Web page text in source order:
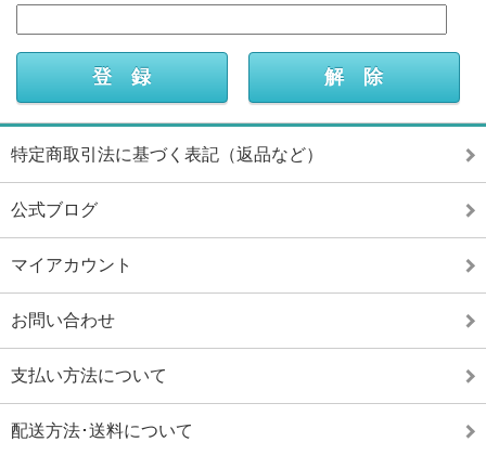
特定商取引法に基づく表記（返品など）
公式ブログ
マイアカウント
お問い合わせ
支払い方法について
配送方法･送料について